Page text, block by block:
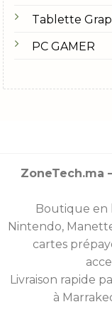
Tablette
PC GAMER
ZoneTech.ma
Boutique en
Nintendo,
cartes
Livraison rapide
à